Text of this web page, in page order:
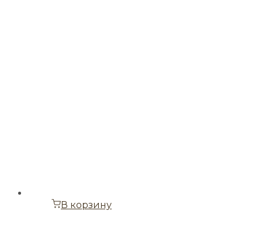
В корзину